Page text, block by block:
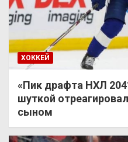
ХОККЕЙ
«Пик драфта НХЛ
шуткой
сыном